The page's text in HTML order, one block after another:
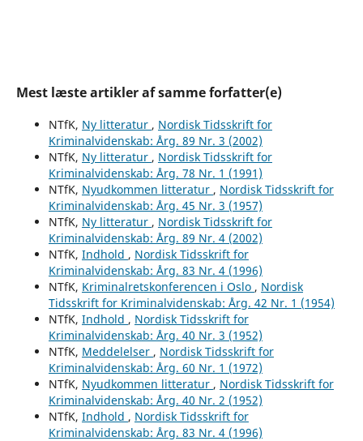
Mest læste artikler af samme forfatter(e)
NTfK, Ny litteratur , Nordisk Tidsskrift for
Kriminalvidenskab: Årg. 89 Nr. 3 (2002)
NTfK, Ny litteratur , Nordisk Tidsskrift for
Kriminalvidenskab: Årg. 78 Nr. 1 (1991)
NTfK, Nyudkommen litteratur , Nordisk Tidsskrift for
Kriminalvidenskab: Årg. 45 Nr. 3 (1957)
NTfK, Ny litteratur , Nordisk Tidsskrift for
Kriminalvidenskab: Årg. 89 Nr. 4 (2002)
NTfK, Indhold , Nordisk Tidsskrift for
Kriminalvidenskab: Årg. 83 Nr. 4 (1996)
NTfK, Kriminalretskonferencen i Oslo , Nordisk
Tidsskrift for Kriminalvidenskab: Årg. 42 Nr. 1 (1954)
NTfK, Indhold , Nordisk Tidsskrift for
Kriminalvidenskab: Årg. 40 Nr. 3 (1952)
NTfK, Meddelelser , Nordisk Tidsskrift for
Kriminalvidenskab: Årg. 60 Nr. 1 (1972)
NTfK, Nyudkommen litteratur , Nordisk Tidsskrift for
Kriminalvidenskab: Årg. 40 Nr. 2 (1952)
NTfK, Indhold , Nordisk Tidsskrift for
Kriminalvidenskab: Årg. 83 Nr. 4 (1996)